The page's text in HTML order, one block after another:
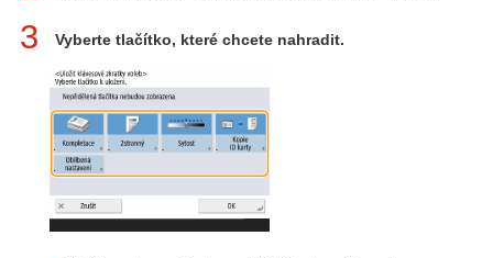
3 Vyberte tlačítko, které chcete nahradit.